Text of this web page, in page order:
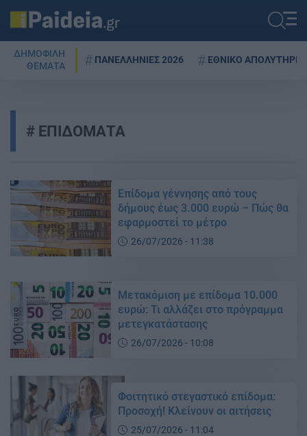
ΔΗΜΟΦΙΛΗ
ΘΕΜΑΤΑ
ΠΑΝΕΛΛΗΝΙΕΣ 2026 ΕΘΝΙΚΟ ΑΠΟΛΥΤΗΡΙΟ
ΕΠΙΔΟΜΑΤΑ
Επίδομα γέννησης από τους
δήμους έως 3.000 ευρώ – Πώς θα
εφαρμοστεί το μέτρο
26/07/2026 - 11:38
Μετακόμιση με επίδομα 10.000
ευρώ: Τι αλλάζει στο πρόγραμμα
μετεγκατάστασης
26/07/2026 - 10:08
Φοιτητικό στεγαστικό επίδομα:
Προσοχή! Κλείνουν οι αιτήσεις
25/07/2026 - 11:04